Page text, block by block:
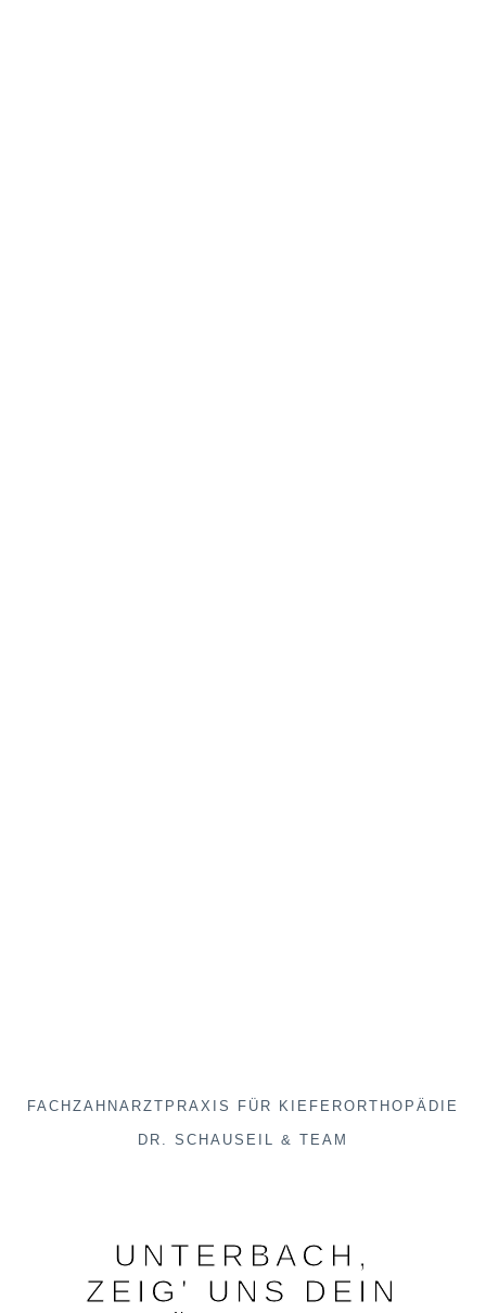
FACHZAHNARZTPRAXIS FÜR KIEFERORTHOPÄDIE
DR. SCHAUSEIL & TEAM
UNTERBACH,
ZEIG' UNS DEIN